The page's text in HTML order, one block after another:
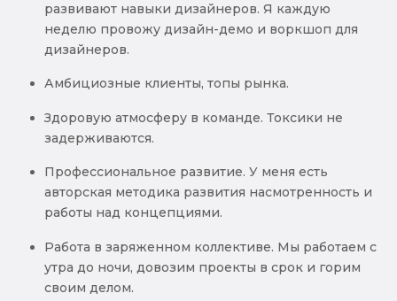
развивают навыки дизайнеров. Я каждую
неделю провожу дизайн-демо и воркшоп для
дизайнеров.
Амбициозные клиенты, топы рынка.
Здоровую атмосферу в команде. Токсики не
задерживаются.
Профессиональное развитие. У меня есть
авторская методика развития насмотренность и
работы над концепциями.
Работа в заряженном коллективе. Мы работаем с
утра до ночи, довозим проекты в срок и горим
своим делом.